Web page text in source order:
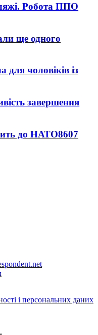
Робота ППО
ще одного
для чоловіків із
завершення
до НАТО8607
і персональних даних